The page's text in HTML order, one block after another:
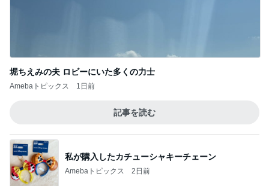
堀ちえみの夫 ロビーにいた多くの力士
Amebaトピックス 1日前
記事を読む
私が購入したカチューシャキーチェーン
Amebaトピックス 2日前